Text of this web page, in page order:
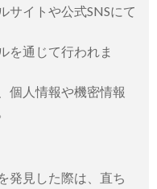
サイトや公式SNSにて
を通じて行われま
個人情報や機密情報
発見した際は、直ち